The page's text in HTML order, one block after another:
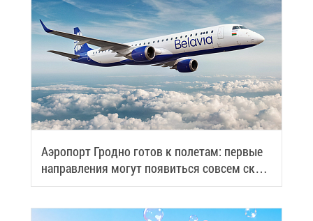
Аэро­порт Грод­но го­тов к по­ле­там: пер­вые
на­прав­ле­ния мо­гут по­явить­ся со­всем ско­
ро